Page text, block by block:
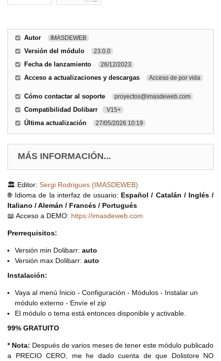
Autor IMASDEWEB
Versión del módulo 23.0.0
Fecha de lanzamiento 26/12/2023
Acceso a actualizaciones y descargas Acceso de por vida
Cómo contactar al soporte proyectos@imasdeweb.com
Compatibilidad Dolibarr V15+
Última actualización 27/05/2026 10:19
MÁS INFORMACIÓN...
🏛️ Editor: Sergi Rodrigues (IMASDEWEB)
🌐 Idioma de la interfaz de usuario: Español / Catalán / Inglés /
Italiano / Alemán / Francés / Portugués
📖 Acceso a DEMO: https://imasdeweb.com
Prerrequisitos:
Versión min Dolibarr: auto
Versión max Dolibarr: auto
Instalación:
Vaya al menú Inicio - Configuración - Módulos - Instalar un
módulo externo - Envíe el zip
El módulo o tema está entonces disponible y activable.
99% GRATUITO
* Nota: Después de varios meses de tener este módulo publicado
a PRECIO CERO, me he dado cuenta de que Dolistore NO